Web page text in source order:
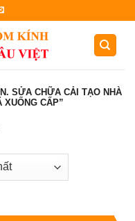
SỬA CHỮA CẢI TẠO NHÀ
CẤP”